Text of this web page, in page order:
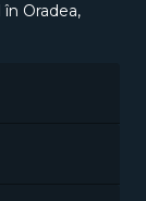
Oradea,